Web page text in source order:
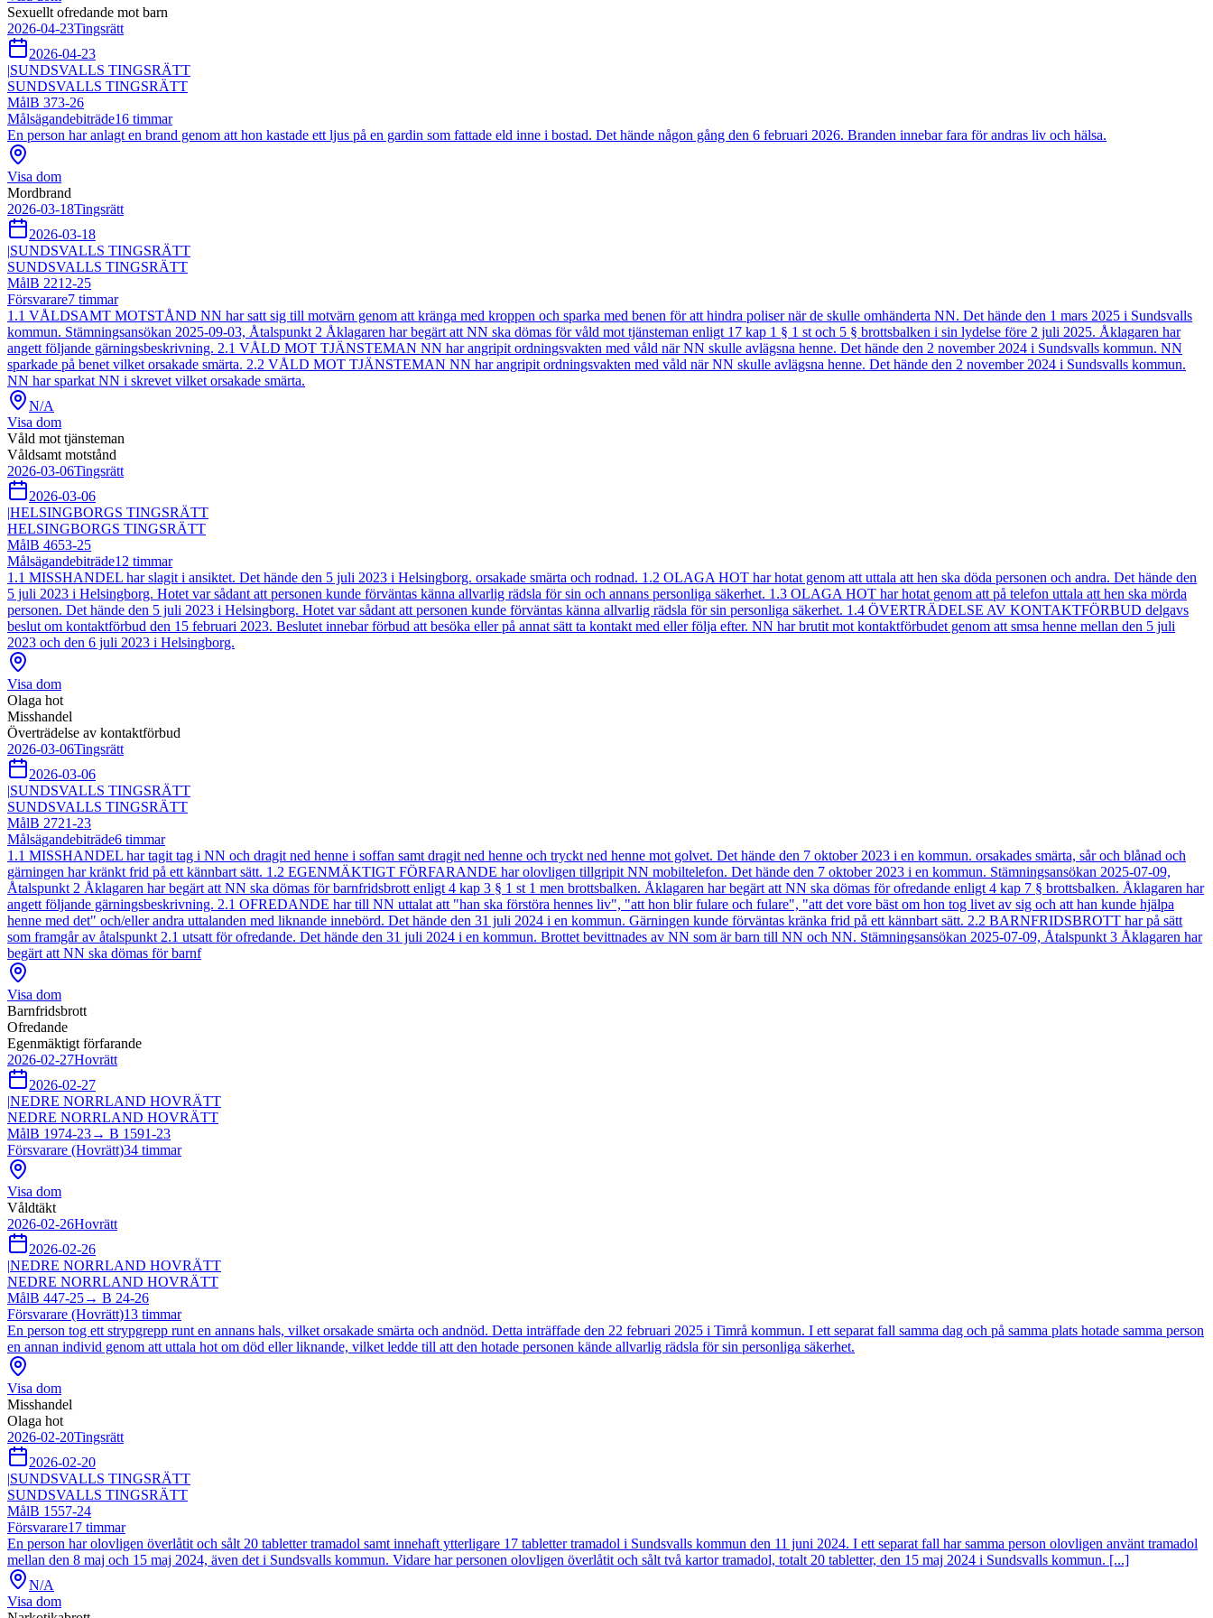
Sexuellt ofredande mot barn
2026-04-23Tingsrätt
2026-04-23
|SUNDSVALLS TINGSRÄTT
SUNDSVALLS TINGSRÄTT
MålB 373-26
Målsägandebiträde16 timmar
En person har anlagt en brand genom att hon kastade ett ljus på en gardin som fattade eld inne i bostad. Det hände någon gång den 6 februari 2026. Branden innebar fara för andras liv och hälsa.
Visa dom
Mordbrand
2026-03-18Tingsrätt
2026-03-18
|SUNDSVALLS TINGSRÄTT
SUNDSVALLS TINGSRÄTT
MålB 2212-25
Försvarare7 timmar
1.1 VÅLDSAMT MOTSTÅND NN har satt sig till motvärn genom att kränga med kroppen och sparka med benen för att hindra poliser när de skulle omhänderta NN. Det hände den 1 mars 2025 i Sundsvalls
kommun. Stämningsansökan 2025-09-03, Åtalspunkt 2 Åklagaren har begärt att NN ska dömas för våld mot tjänsteman enligt 17 kap 1 § 1 st och 5 § brottsbalken i sin lydelse före 2 juli 2025. Åklagaren har
angett följande gärningsbeskrivning. 2.1 VÅLD MOT TJÄNSTEMAN NN har angripit ordningsvakten med våld när NN skulle avlägsna henne. Det hände den 2 november 2024 i Sundsvalls kommun. NN
sparkade på benet vilket orsakade smärta. 2.2 VÅLD MOT TJÄNSTEMAN NN har angripit ordningsvakten med våld när NN skulle avlägsna henne. Det hände den 2 november 2024 i Sundsvalls kommun.
NN har sparkat NN i skrevet vilket orsakade smärta.
N/A
Visa dom
Våld mot tjänsteman
Våldsamt motstånd
2026-03-06Tingsrätt
2026-03-06
|HELSINGBORGS TINGSRÄTT
HELSINGBORGS TINGSRÄTT
MålB 4653-25
Målsägandebiträde12 timmar
1.1 MISSHANDEL har slagit i ansiktet. Det hände den 5 juli 2023 i Helsingborg. orsakade smärta och rodnad. 1.2 OLAGA HOT har hotat genom att uttala att hen ska döda personen och andra. Det hände den
5 juli 2023 i Helsingborg. Hotet var sådant att personen kunde förväntas känna allvarlig rädsla för sin och annans personliga säkerhet. 1.3 OLAGA HOT har hotat genom att på telefon uttala att hen ska mörda
personen. Det hände den 5 juli 2023 i Helsingborg. Hotet var sådant att personen kunde förväntas känna allvarlig rädsla för sin personliga säkerhet. 1.4 ÖVERTRÄDELSE AV KONTAKTFÖRBUD delgavs
beslut om kontaktförbud den 15 februari 2023. Beslutet innebar förbud att besöka eller på annat sätt ta kontakt med eller följa efter. NN har brutit mot kontaktförbudet genom att smsa henne mellan den 5 juli
2023 och den 6 juli 2023 i Helsingborg.
Visa dom
Olaga hot
Misshandel
Överträdelse av kontaktförbud
2026-03-06Tingsrätt
2026-03-06
|SUNDSVALLS TINGSRÄTT
SUNDSVALLS TINGSRÄTT
MålB 2721-23
Målsägandebiträde6 timmar
1.1 MISSHANDEL har tagit tag i NN och dragit ned henne i soffan samt dragit ned henne och tryckt ned henne mot golvet. Det hände den 7 oktober 2023 i en kommun. orsakades smärta, sår och blånad och
gärningen har kränkt frid på ett kännbart sätt. 1.2 EGENMÄKTIGT FÖRFARANDE har olovligen tillgripit NN mobiltelefon. Det hände den 7 oktober 2023 i en kommun. Stämningsansökan 2025-07-09,
Åtalspunkt 2 Åklagaren har begärt att NN ska dömas för barnfridsbrott enligt 4 kap 3 § 1 st 1 men brottsbalken. Åklagaren har begärt att NN ska dömas för ofredande enligt 4 kap 7 § brottsbalken. Åklagaren har
angett följande gärningsbeskrivning. 2.1 OFREDANDE har till NN uttalat att "han ska förstöra hennes liv", "att hon blir fulare och fulare", "att det vore bäst om hon tog livet av sig och att han kunde hjälpa
henne med det" och/eller andra uttalanden med liknande innebörd. Det hände den 31 juli 2024 i en kommun. Gärningen kunde förväntas kränka frid på ett kännbart sätt. 2.2 BARNFRIDSBROTT har på sätt
som framgår av åtalspunkt 2.1 utsatt för ofredande. Det hände den 31 juli 2024 i en kommun. Brottet bevittnades av NN som är barn till NN och NN. Stämningsansökan 2025-07-09, Åtalspunkt 3 Åklagaren har
begärt att NN ska dömas för barnf
Visa dom
Barnfridsbrott
Ofredande
Egenmäktigt förfarande
2026-02-27Hovrätt
2026-02-27
|NEDRE NORRLAND HOVRÄTT
NEDRE NORRLAND HOVRÄTT
MålB 1974-23→ B 1591-23
Försvarare (Hovrätt)34 timmar
Visa dom
Våldtäkt
2026-02-26Hovrätt
2026-02-26
|NEDRE NORRLAND HOVRÄTT
NEDRE NORRLAND HOVRÄTT
MålB 447-25→ B 24-26
Försvarare (Hovrätt)13 timmar
En person tog ett strypgrepp runt en annans hals, vilket orsakade smärta och andnöd. Detta inträffade den 22 februari 2025 i Timrå kommun. I ett separat fall samma dag och på samma plats hotade samma person
en annan individ genom att uttala hot om död eller liknande, vilket ledde till att den hotade personen kände allvarlig rädsla för sin personliga säkerhet.
Visa dom
Misshandel
Olaga hot
2026-02-20Tingsrätt
2026-02-20
|SUNDSVALLS TINGSRÄTT
SUNDSVALLS TINGSRÄTT
MålB 1557-24
Försvarare17 timmar
En person har olovligen överlåtit och sålt 20 tabletter tramadol samt innehaft ytterligare 17 tabletter tramadol i Sundsvalls kommun den 11 juni 2024. I ett separat fall har samma person olovligen använt tramadol
mellan den 8 maj och 15 maj 2024, även det i Sundsvalls kommun. Vidare har personen olovligen överlåtit och sålt två kartor tramadol, totalt 20 tabletter, den 15 maj 2024 i Sundsvalls kommun. [...]
N/A
Visa dom